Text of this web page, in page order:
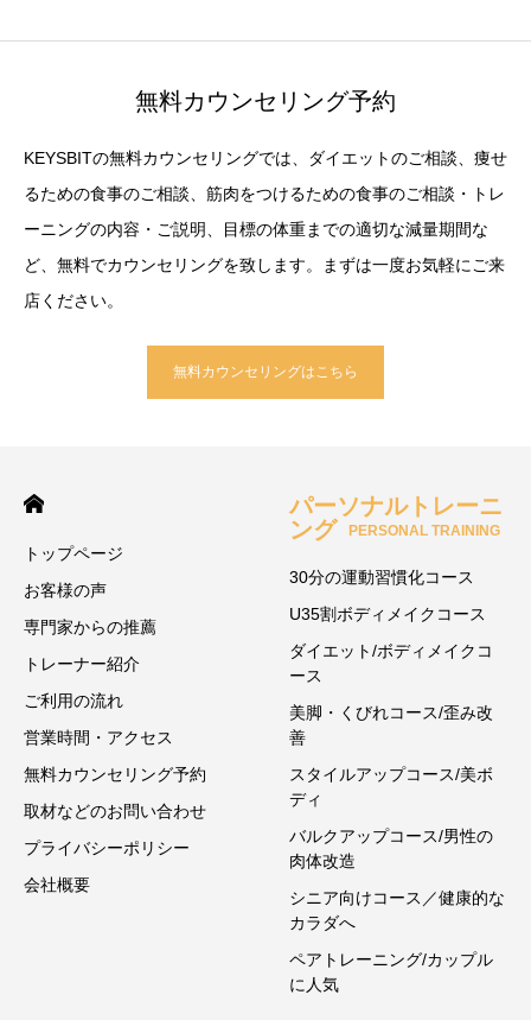
無料カウンセリング予約
KEYSBITの無料カウンセリングでは、ダイエットのご相談、痩せ
るための食事のご相談、筋肉をつけるための食事のご相談・トレ
ーニングの内容・ご説明、目標の体重までの適切な減量期間な
ど、無料でカウンセリングを致します。まずは一度お気軽にご来
店ください。
無料カウンセリングはこちら
トップページ
お客様の声
専門家からの推薦
トレーナー紹介
ご利用の流れ
営業時間・アクセス
無料カウンセリング予約
取材などのお問い合わせ
プライバシーポリシー
会社概要
パーソナルトレーニ
ング
PERSONAL TRAINING
30分の運動習慣化コース
U35割ボディメイクコース
ダイエット/ボディメイクコ
ース
美脚・くびれコース/歪み改
善
スタイルアップコース/美ボ
ディ
バルクアップコース/男性の
肉体改造
シニア向けコース／健康的な
カラダへ
ペアトレーニング/カップル
に人気